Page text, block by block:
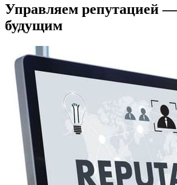
Управляем репутацией
будущим